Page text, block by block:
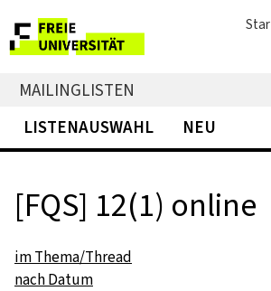
MAILINGLISTEN
LISTENAUSWAHL
NEU
[FQS] 12(1) online
im Thema/Thread
nach Datum